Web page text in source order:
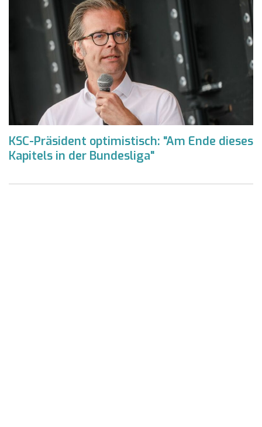
KSC-Präsident optimistisch: "Am Ende dieses
Kapitels in der Bundesliga"